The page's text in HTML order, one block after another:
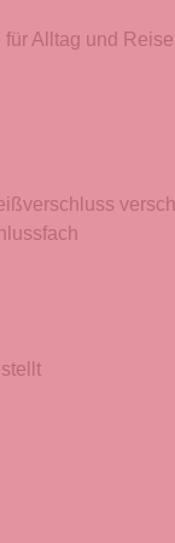
Alltag und